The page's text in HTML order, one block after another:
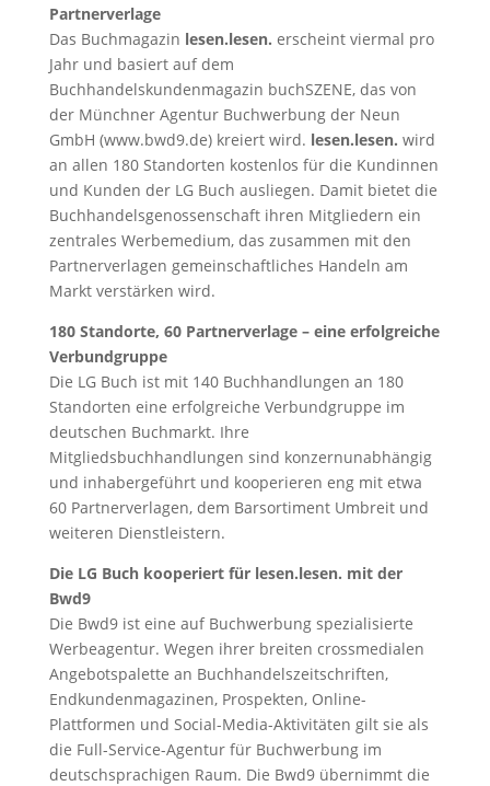
Partnerverlage
Das Buchmagazin lesen.lesen. erscheint viermal pro
Jahr und basiert auf dem
Buchhandelskundenmagazin buchSZENE, das von
der Münchner Agentur Buchwerbung der Neun
GmbH (www.bwd9.de) kreiert wird. lesen.lesen. wird
an allen 180 Standorten kostenlos für die Kundinnen
und Kunden der LG Buch ausliegen. Damit bietet die
Buchhandelsgenossenschaft ihren Mitgliedern ein
zentrales Werbemedium, das zusammen mit den
Partnerverlagen gemeinschaftliches Handeln am
Markt verstärken wird.
180 Standorte, 60 Partnerverlage – eine erfolgreiche
Verbundgruppe
Die LG Buch ist mit 140 Buchhandlungen an 180
Standorten eine erfolgreiche Verbundgruppe im
deutschen Buchmarkt. Ihre
Mitgliedsbuchhandlungen sind konzernunabhängig
und inhabergeführt und kooperieren eng mit etwa
60 Partnerverlagen, dem Barsortiment Umbreit und
weiteren Dienstleistern.
Die LG Buch kooperiert für lesen.lesen. mit der
Bwd9
Die Bwd9 ist eine auf Buchwerbung spezialisierte
Werbeagentur. Wegen ihrer breiten crossmedialen
Angebotspalette an Buchhandelszeitschriften,
Endkundenmagazinen, Prospekten, Online-
Plattformen und Social-Media-Aktivitäten gilt sie als
die Full-Service-Agentur für Buchwerbung im
deutschsprachigen Raum. Die Bwd9 übernimmt die